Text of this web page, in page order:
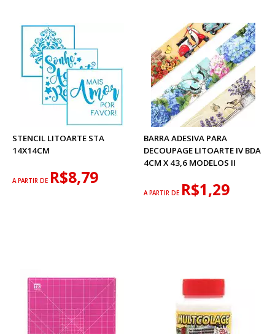
STENCIL LITOARTE STA
14X14CM
A PARTIR DE R$8,79
BARRA ADESIVA PARA
DECOUPAGE LITOARTE IV BDA
4CM X 43,6 MODELOS II
A PARTIR DE R$1,29